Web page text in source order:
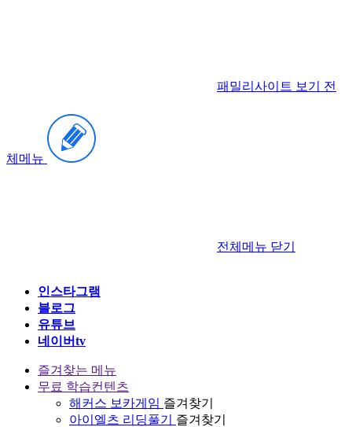
패밀리사이트 보기 전
체메뉴
전체메뉴 닫기
인스타그램
블로그
유튜브
네이버tv
즐겨찾는 메뉴
무료 학습컨텐츠
해커스 보카게임 즐겨찾기
아이엘츠 리딩풀기
즐겨찾기